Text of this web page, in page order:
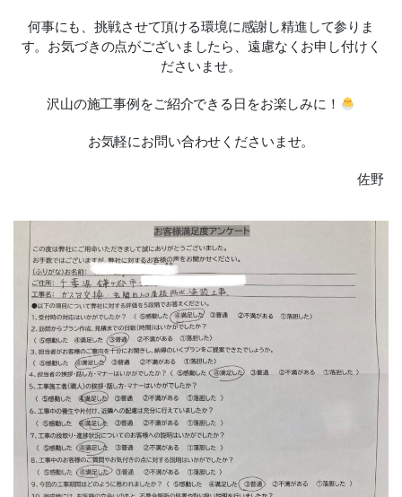
何事にも、挑戦させて頂ける環境に感謝し精進して参りま
す。お気づきの点がございましたら、遠慮なくお申し付けく
ださいませ。
沢山の施工事例をご紹介できる日をお楽しみに！
お気軽にお問い合わせくださいませ。
佐野